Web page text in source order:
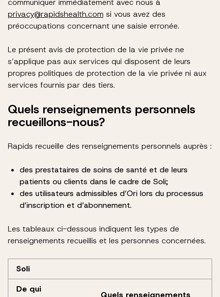
privacy@rapidshealth.com si vous avez des
préoccupations concernant une saisie erronée.
Le présent avis de protection de la vie privée ne
s’applique pas aux services qui disposent de leurs
propres politiques de protection de la vie privée ni aux
services fournis par des tiers.
Quels renseignements personnels
recueillons-nous?
Rapids recueille des renseignements personnels auprès :
des prestataires de soins de santé et de leurs
patients ou clients dans le cadre de Soli;
des utilisateurs admissibles d’Ori lors du processus
d’inscription et d’abonnement.
Les tableaux ci-dessous indiquent les types de
renseignements recueillis et les personnes concernées.
Soli
De qui
Quels renseignements